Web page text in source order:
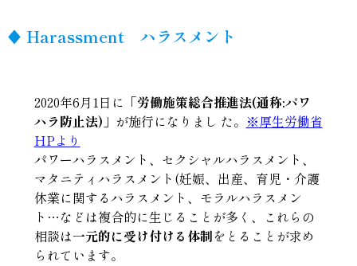
♦︎ Harassment ハラスメント
2020年6月1日に 「労働施策総合推進法(通称:パワ
ハラ防止法) 」 が施行になりまし た。 ※厚生労働省
HPより
パワーハラスメント、セクシャルハラスメント、
マタニティハラスメント(妊娠、出産、育児・介護
休業に関するハラスメント、モラルハラスメン
ト…などは複合的に生じることが多く、これらの
相談は一元的に受け付ける体制をとることが求め
られています。